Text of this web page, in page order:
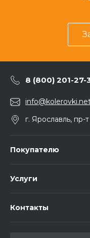
8 (800) 201-27-
г. Ярославль, пр-
Покупателю
Услуги
Контакты